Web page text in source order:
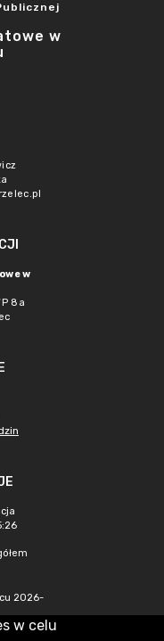
w
w
8a
2026-
w celu